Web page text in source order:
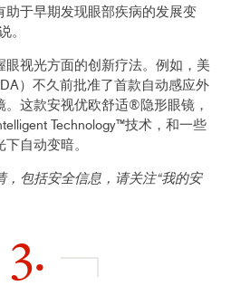
助于早期发现眼部疾病的发展变
。
视光方面的创新疗法。例如，美
）不久前批准了首款自动感应外
这款安视优欧舒适®隐形眼镜，
Technology™技术，和一些
自动变暗。
，包括安全信息，请关注“我的安
3.